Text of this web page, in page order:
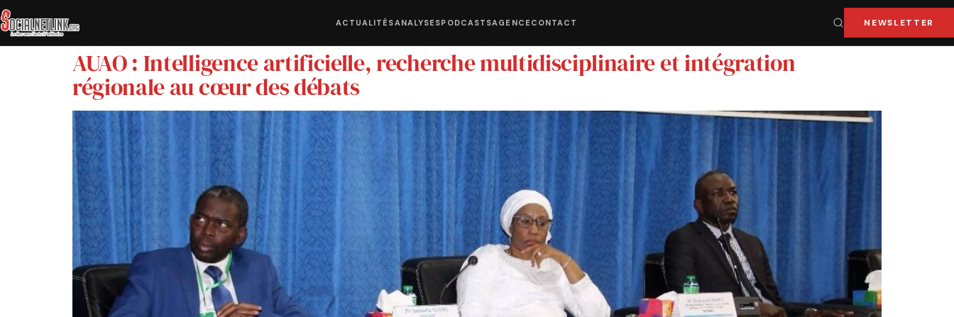
ACTUALITÉSANALYSESPODCASTSAGENCE CONTACT NEWSLETTER
AUAO : Intelligence artificielle, recherche multidisciplinaire et intégration
régionale au cœur des débats